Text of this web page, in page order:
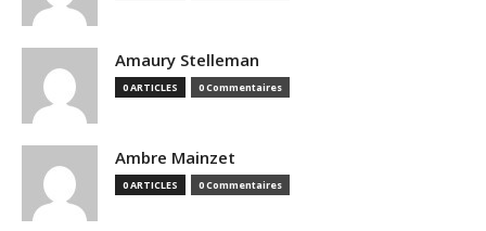
Amaury Stelleman
0 ARTICLES 0 Commentaires
Ambre Mainzet
0 ARTICLES 0 Commentaires